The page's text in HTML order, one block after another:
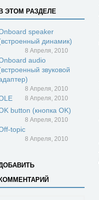
ЭТОМ РАЗДЕЛЕ
speaker
динамик)
8 Апреля, 2010
audio
звуковой
8 Апреля, 2010
8 Апреля, 2010
button (кнопка OK)
8 Апреля, 2010
topic
8 Апреля, 2010